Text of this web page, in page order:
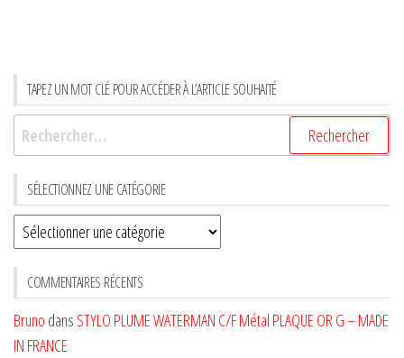
TAPEZ UN MOT CLÉ POUR ACCÉDER À L’ARTICLE SOUHAITÉ
Rechercher :
SÉLECTIONNEZ UNE CATÉGORIE
Sélectionnez
une
CATÉGORIE
COMMENTAIRES RÉCENTS
Bruno dans STYLO PLUME WATERMAN C/F Métal PLAQUE OR G – MADE
IN FRANCE